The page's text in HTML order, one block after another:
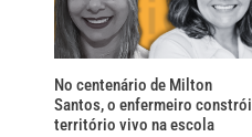
No centenário de Milton
Santos, o enfermeiro constrói
território vivo na escola